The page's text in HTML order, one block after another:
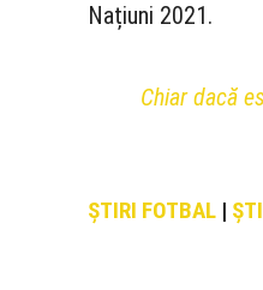
Națiuni 2021.
Chiar dacă
ȘTIRI FOTBAL |